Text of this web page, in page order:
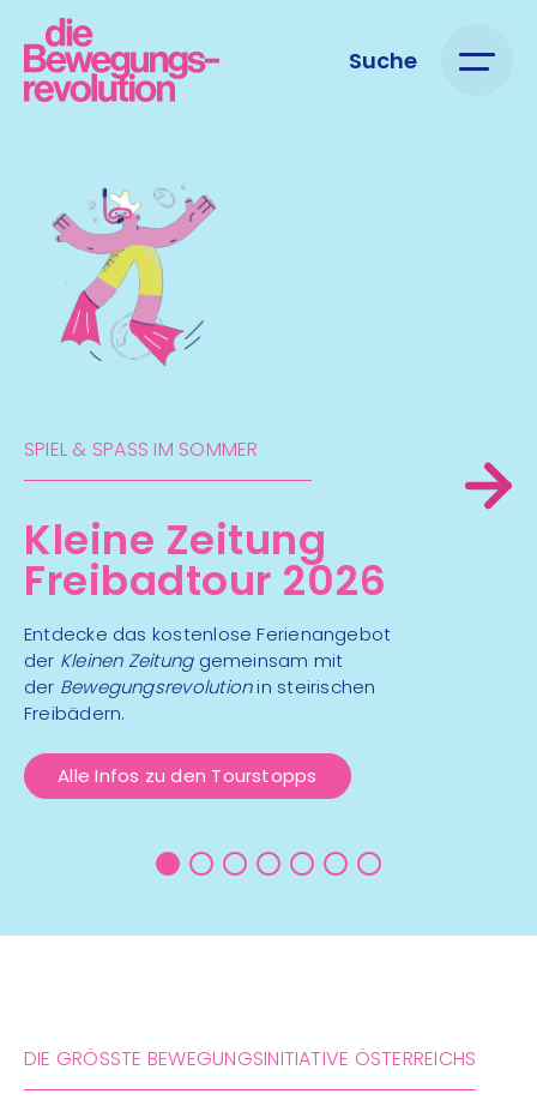
Suche
SPIEL & SPASS IM SOMMER
Kleine Zeitung
Freibadtour 2026
Entdecke das kostenlose Ferienangebot
der Kleinen Zeitunggemeinsam mit
der Bewegungsrevolutionin steirischen
Freibädern.
Alle Infos zu den Tourstopps
DIE GRÖSSTE BEWEGUNGSINITIATIVE ÖSTERREICHS